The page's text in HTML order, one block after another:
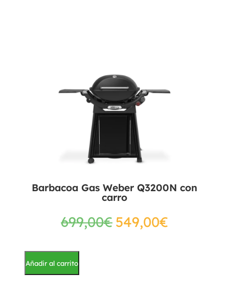
Barbacoa Gas Weber Q3200N con
carro
699,00€ 549,00€
Añadir al carrito